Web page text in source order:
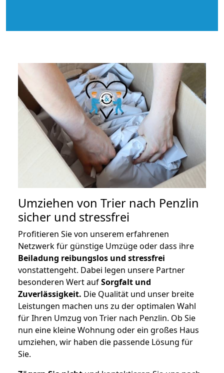
Umziehen von Trier nach Penzlin
sicher und stressfrei
Profitieren Sie von unserem erfahrenen
Netzwerk für günstige Umzüge oder dass ihre
Beiladung reibungslos und stressfrei
vonstattengeht. Dabei legen unsere Partner
besonderen Wert aufSorgfalt und
Zuverlässigkeit. Die Qualität und unser breite
Leistungen machen uns zu der optimalen Wahl
für Ihren Umzug von Trier nach Penzlin. Ob Sie
nun eine kleine Wohnung oder ein großes Haus
umziehen, wir haben die passende Lösung für
Sie.